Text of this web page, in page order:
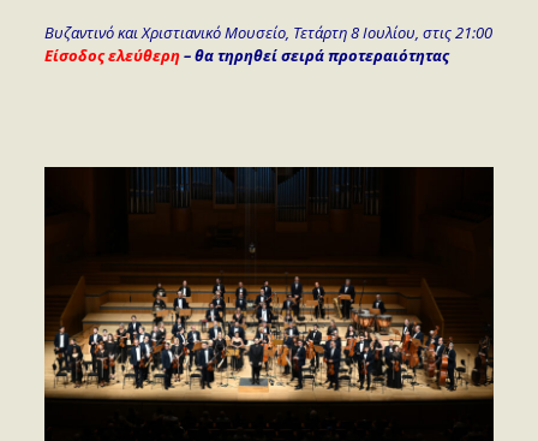
Βυζαντινό και Χριστιανικό Μουσείο, Τετάρτη 8 Ιουλίου, στις 21:00
Είσοδος ελεύθερη– θα τηρηθεί σειρά προτεραιότητας